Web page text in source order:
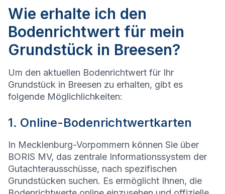
Wie erhalte ich den
Bodenrichtwert für mein
Grundstück in Breesen?
Um den aktuellen Bodenrichtwert für Ihr
Grundstück in Breesen zu erhalten, gibt es
folgende Möglichlichkeiten:
1. Online-Bodenrichtwertkarten
In Mecklenburg-Vorpommern können Sie über
BORIS MV, das zentrale Informationssystem der
Gutachterausschüsse, nach spezifischen
Grundstücken suchen. Es ermöglicht Ihnen, die